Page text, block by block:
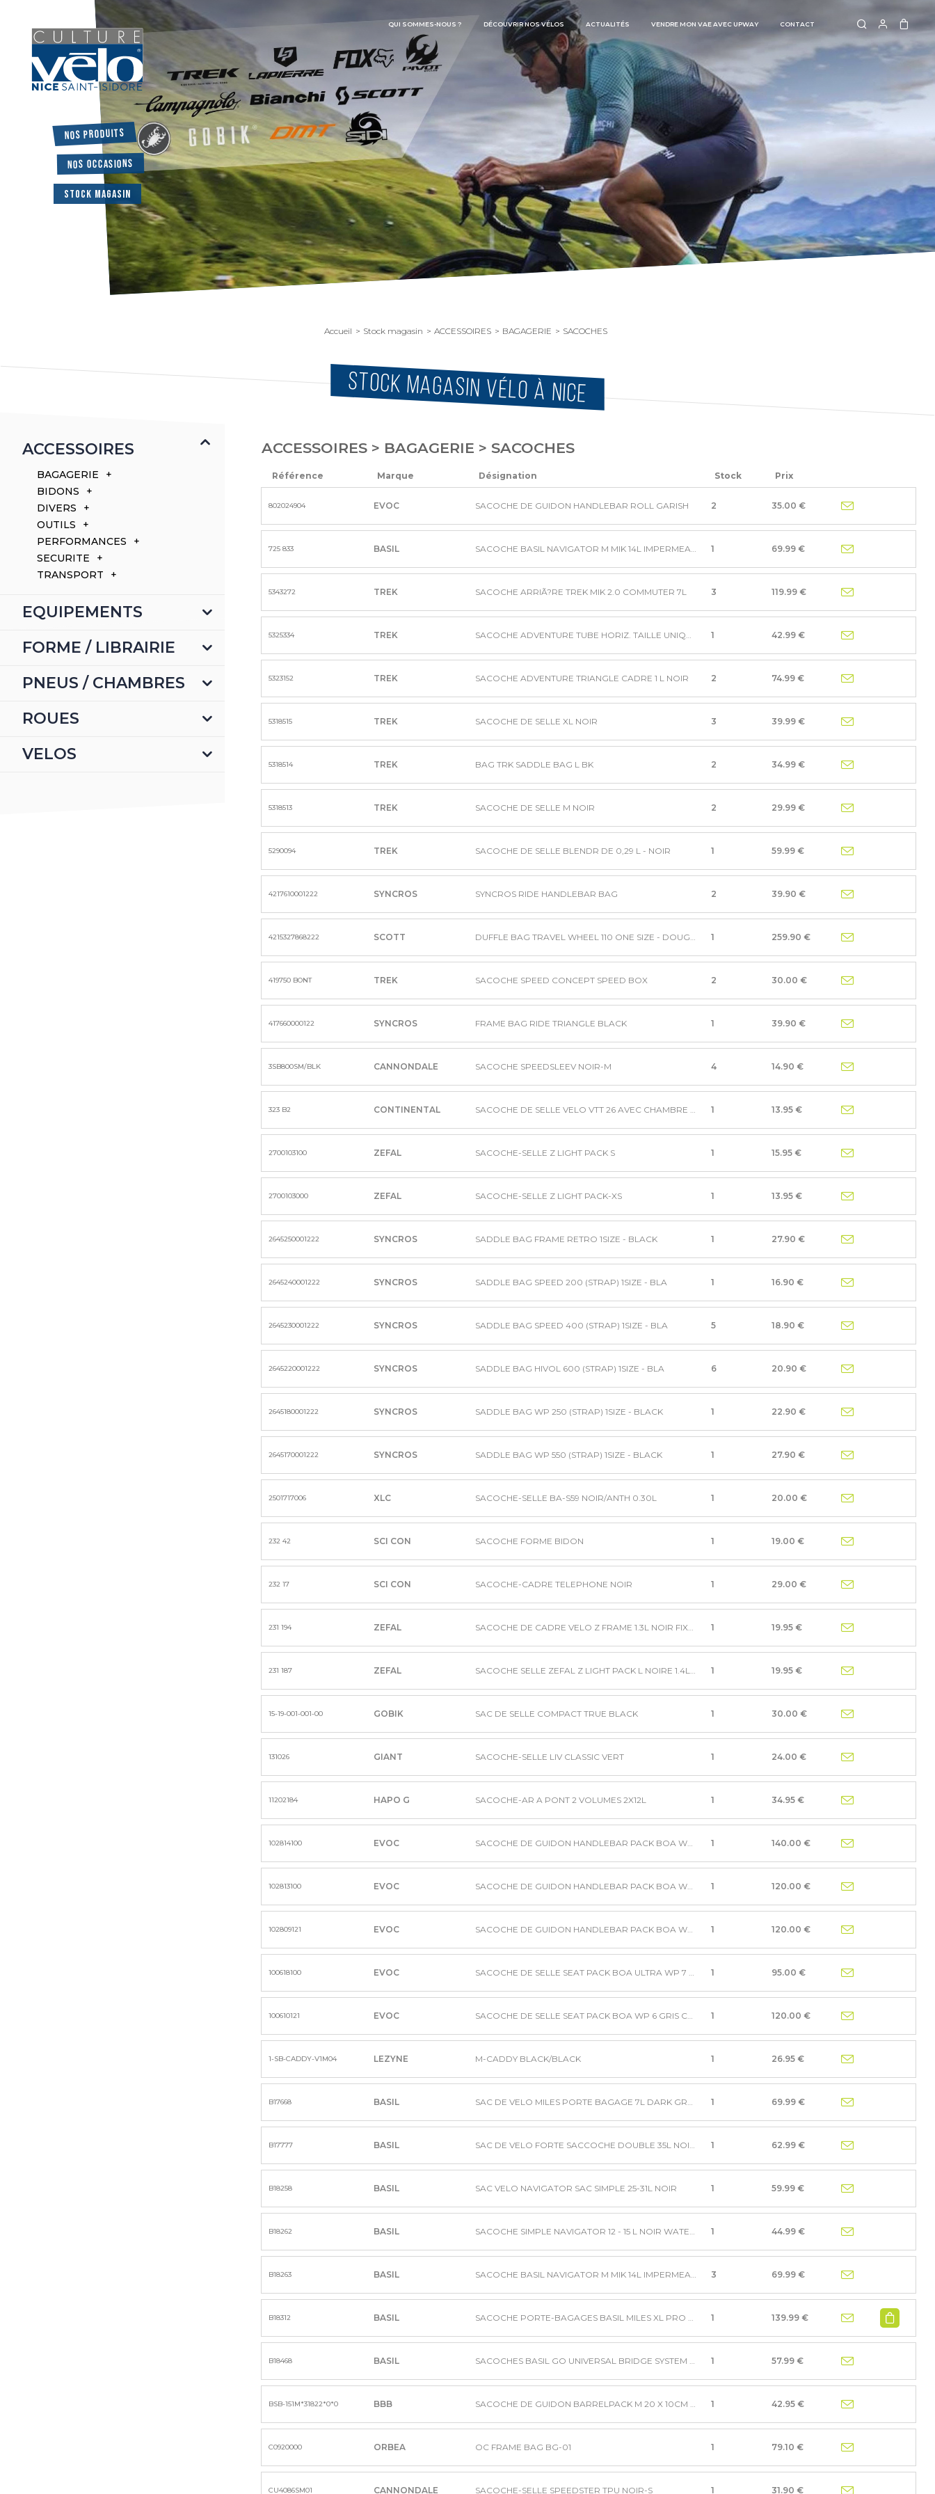
QUI SOMMES-NOUS ? DÉCOUVRIR NOS VÉLOS ACTUALITÉS VENDRE MON VAE AVEC UPWAY CONTACT
Nos produits
Nos occasions
Stock magasin
Accueil Stock magasin ACCESSOIRES BAGAGERIE SACOCHES
STOCK MAGASIN VÉLO À NICE
ACCESSOIRES > BAGAGERIE > SACOCHES
Référence Marque Désignation Stock Prix
802024904 EVOC SACOCHE DE GUIDON HANDLEBAR ROLL GARISH 2 35.00 €
725 833 BASIL SACOCHE BASIL NAVIGATOR M MIK 14L IMPERMEABLE NOI 1 69.99 €
5343272 TREK SACOCHE ARRIÃ?RE TREK MIK 2.0 COMMUTER 7L 3 119.99 €
5325334 TREK SACOCHE ADVENTURE TUBE HORIZ. TAILLE UNIQUE NOIR 1 42.99 €
5323152 TREK SACOCHE ADVENTURE TRIANGLE CADRE 1 L NOIR 2 74.99 €
5318515 TREK SACOCHE DE SELLE XL NOIR 3 39.99 €
5318514 TREK BAG TRK SADDLE BAG L BK 2 34.99 €
5318513 TREK SACOCHE DE SELLE M NOIR 2 29.99 €
5290094 TREK SACOCHE DE SELLE BLENDR DE 0,29 L - NOIR 1 59.99 €
4217610001222 SYNCROS SYNCROS RIDE HANDLEBAR BAG 2 39.90 €
4215327868222 SCOTT DUFFLE BAG TRAVEL WHEEL 110 ONE SIZE - DOUG GRN/BL 1 259.90 €
419750 BONT TREK SACOCHE SPEED CONCEPT SPEED BOX 2 30.00 €
417660000122 SYNCROS FRAME BAG RIDE TRIANGLE BLACK 1 39.90 €
3SB800SM/BLK CANNONDALE SACOCHE SPEEDSLEEV NOIR-M 4 14.90 €
323 B2 CONTINENTAL SACOCHE DE SELLE VELO VTT 26 AVEC CHAMBRE A AIR 26 1 13.95 €
2700103100 ZEFAL SACOCHE-SELLE Z LIGHT PACK S 1 15.95 €
2700103000 ZEFAL SACOCHE-SELLE Z LIGHT PACK-XS 1 13.95 €
2645250001222 SYNCROS SADDLE BAG FRAME RETRO 1SIZE - BLACK 1 27.90 €
2645240001222 SYNCROS SADDLE BAG SPEED 200 (STRAP) 1SIZE - BLA 1 16.90 €
2645230001222 SYNCROS SADDLE BAG SPEED 400 (STRAP) 1SIZE - BLA 5 18.90 €
2645220001222 SYNCROS SADDLE BAG HIVOL 600 (STRAP) 1SIZE - BLA 6 20.90 €
2645180001222 SYNCROS SADDLE BAG WP 250 (STRAP) 1SIZE - BLACK 1 22.90 €
2645170001222 SYNCROS SADDLE BAG WP 550 (STRAP) 1SIZE - BLACK 1 27.90 €
2501717006 XLC SACOCHE-SELLE BA-S59 NOIR/ANTH 0.30L 1 20.00 €
232 42 SCI CON SACOCHE FORME BIDON 1 19.00 €
232 17 SCI CON SACOCHE-CADRE TELEPHONE NOIR 1 29.00 €
231 194 ZEFAL SACOCHE DE CADRE VELO Z FRAME 1.3L NOIR FIXATION V 1 19.95 €
231 187 ZEFAL SACOCHE SELLE ZEFAL Z LIGHT PACK L NOIRE 1.4L SANG 1 19.95 €
15-19-001-001-00 GOBIK SAC DE SELLE COMPACT TRUE BLACK 1 30.00 €
131026 GIANT SACOCHE-SELLE LIV CLASSIC VERT 1 24.00 €
11202184 HAPO G SACOCHE-AR A PONT 2 VOLUMES 2X12L 1 34.95 €
102814100 EVOC SACOCHE DE GUIDON HANDLEBAR PACK BOA WP 9 NOIR 1 140.00 €
102813100 EVOC SACOCHE DE GUIDON HANDLEBAR PACK BOA WP 5 NOIR 1 120.00 €
102809121 EVOC SACOCHE DE GUIDON HANDLEBAR PACK BOA WP 2,5 GRIS C 1 120.00 €
100618100 EVOC SACOCHE DE SELLE SEAT PACK BOA ULTRA WP 7 NOIR 1 95.00 €
100610121 EVOC SACOCHE DE SELLE SEAT PACK BOA WP 6 GRIS CARBONE 1 120.00 €
1-SB-CADDY-V1M04 LEZYNE M-CADDY BLACK/BLACK 1 26.95 €
B17668 BASIL SAC DE VELO MILES PORTE BAGAGE 7L DARK GREY ANT 1 69.99 €
B17777 BASIL SAC DE VELO FORTE SACCOCHE DOUBLE 35L NOIR/NOIR 1 62.99 €
B18258 BASIL SAC VELO NAVIGATOR SAC SIMPLE 25-31L NOIR 1 59.99 €
B18262 BASIL SACOCHE SIMPLE NAVIGATOR 12 - 15 L NOIR WATERPROOF 1 44.99 €
B18263 BASIL SACOCHE BASIL NAVIGATOR M MIK 14L IMPERMEABLE NOI 3 69.99 €
B18312 BASIL SACOCHE PORTE-BAGAGES BASIL MILES XL PRO P.MIK 2.0 1 139.99 €
B18468 BASIL SACOCHES BASIL GO UNIVERSAL BRIDGE SYSTEM 32L NOIR 1 57.99 €
BSB-151M*31822*0*0 BBB SACOCHE DE GUIDON BARRELPACK M 20 X 10CM -1.5L M 1 42.95 €
C0920000 ORBEA OC FRAME BAG BG-01 1 79.10 €
CU4086SM01 CANNONDALE SACOCHE-SELLE SPEEDSTER TPU NOIR-S 1 31.90 €
ACCESSOIRES
BAGAGERIE
BIDONS
DIVERS
OUTILS
PERFORMANCES
SECURITE
TRANSPORT
EQUIPEMENTS
FORME / LIBRAIRIE
PNEUS / CHAMBRES
ROUES
VELOS